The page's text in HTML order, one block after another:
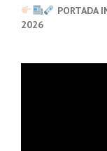
PORTADA
2026